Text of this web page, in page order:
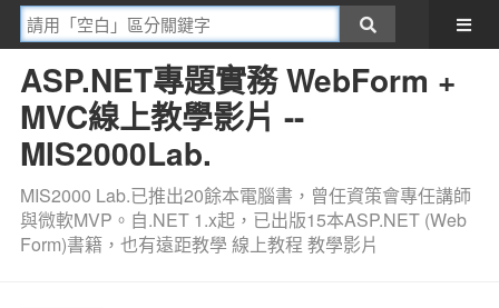
ASP.NET專題實務 WebForm +
MVC線上教學影片 --
MIS2000Lab.
MIS2000 Lab.已推出20餘本電腦書，曾任資策會專任講師
與微軟MVP。自.NET 1.x起，已出版15本ASP.NET (Web
Form)書籍，也有遠距教學 線上教程 教學影片